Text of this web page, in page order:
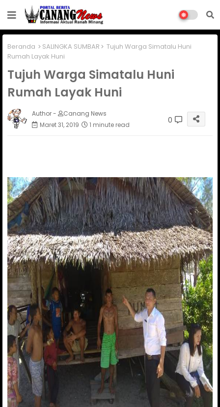
Beranda SALINGKA SUMBAR
Tujuh Warga Simatalu Huni
Rumah Layak Huni
Tujuh Warga Simatalu Huni
Rumah Layak Huni
Author -
Canang News
Maret 31, 2019
1 minute read 0